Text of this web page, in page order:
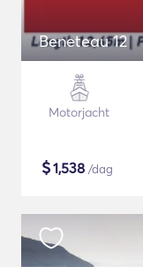
Beneteau 12
Motorjacht
$1,538 /dag